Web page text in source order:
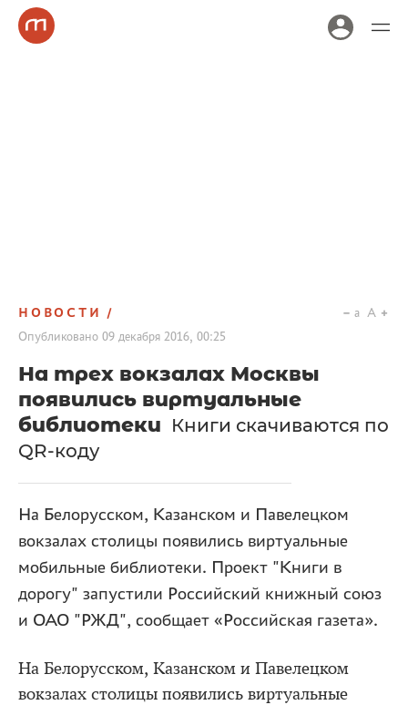
НОВОСТИ
Опубликовано 09 декабря 2016, 00:25
a A
На трех вокзалах Москвы
появились виртуальные
библиотеки Книги скачиваются по
QR-коду
На Белорусском, Казанском и Павелецком
вокзалах столицы появились виртуальные
мобильные библиотеки. Проект "Книги в
дорогу" запустили Российский книжный союз
и ОАО "РЖД", сообщает «Российская газета».
На Белорусском, Казанском и Павелецком
вокзалах столицы появились виртуальные